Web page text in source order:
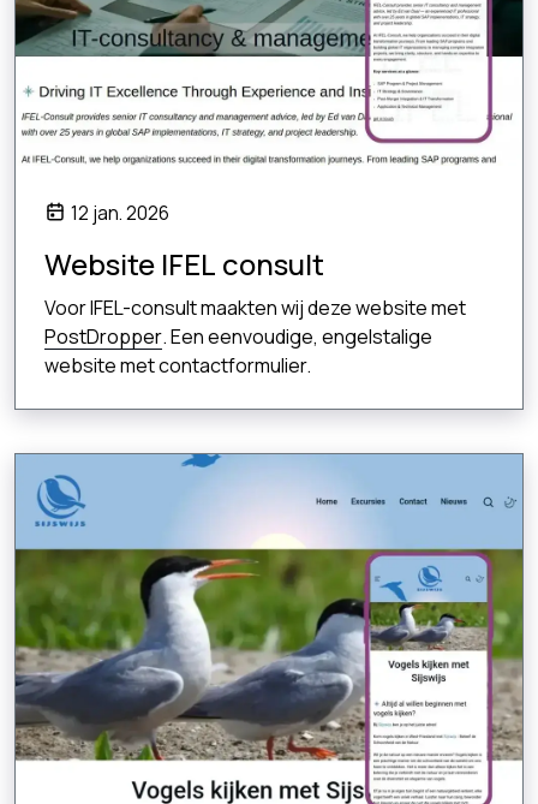
12 jan. 2026
Website IFEL consult
Voor IFEL-consult maakten wij deze website met
PostDropper. Een eenvoudige, engelstalige
website met contactformulier.